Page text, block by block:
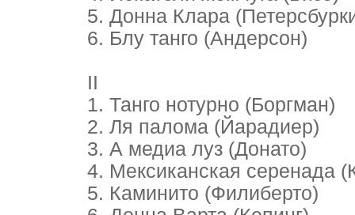
5. Донна Клара
6. Блу танго (Андерсон)
II
1. Танго нотурно (Боргман)
2. Ля палома (Йарадиер)
3. А медиа луз (Донато)
4. Мексиканская серенада
5. Каминито (Филиберто)